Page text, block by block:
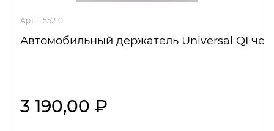
Арт. 1-55210
Автомобильный держатель Universal QI
3 190,00 ₽